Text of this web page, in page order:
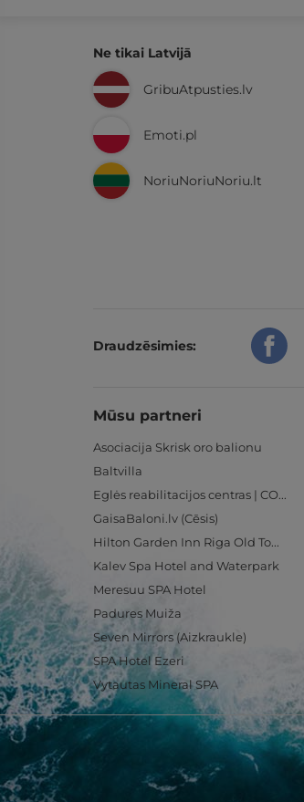
Ne tikai Latvijā
GribuAtpusties.lv
Emoti.pl
NoriuNoriuNoriu.lt
Draudzēsimies:
Mūsu partneri
Asociacija Skrisk oro balionu
Baltvilla
Eglės reabilitacijos centras | CORE
GaisaBaloni.lv (Cēsis)
Hilton Garden Inn Riga Old Town
Kalev Spa Hotel and Waterpark
Meresuu SPA Hotel
Padures Muiža
Seven Mirrors (Aizkraukle)
SPA Hotel Ezeri
Vytautas Mineral SPA